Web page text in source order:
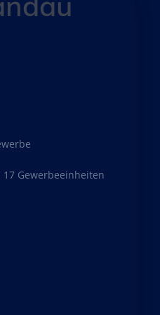
17 Gewerbeeinheiten